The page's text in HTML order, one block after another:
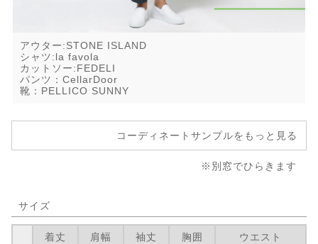
アウター:STONE ISLAND
シャツ:la favola
カットソー:FEDELI
パンツ：CellarDoor
靴：PELLICO SUNNY
コーディネートサンプルをもっと見る
※別窓でひらきます
サイズ
着丈 肩幅 袖丈 胸囲 ウエスト